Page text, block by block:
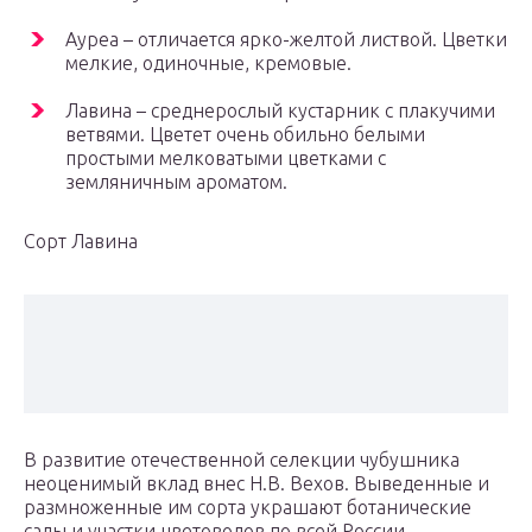
Ауреа – отличается ярко-желтой листвой. Цветки
мелкие, одиночные, кремовые.
Лавина – среднерослый кустарник с плакучими
ветвями. Цветет очень обильно белыми
простыми мелковатыми цветками с
земляничным ароматом.
Сорт Лавина
В развитие отечественной селекции чубушника
неоценимый вклад внес Н.В. Вехов. Выведенные и
размноженные им сорта украшают ботанические